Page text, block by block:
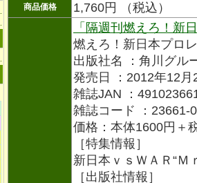
商品価格 1,760円 （税込）
「隔週刊燃えろ！新
燃えろ！新日本プロ
出版社名 ：角川グル
発売日 ：2012年12月
雑誌JAN ：
雑誌コード ：23661-
価格：本体1600円＋
［特集情報］
新日本ｖｓＷＡＲ“Ｍ
［出版社情報］